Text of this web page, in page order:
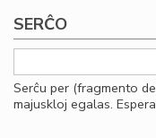
SERĈO
Serĉu per (fragmento
majuskloj egalas.